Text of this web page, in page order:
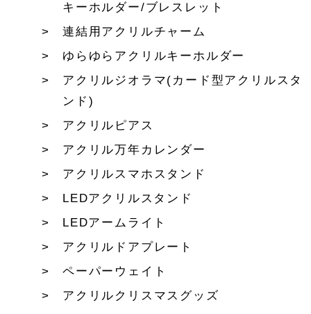
キーホルダー/ブレスレット
連結用アクリルチャーム
ゆらゆらアクリルキーホルダー
アクリルジオラマ(カード型アクリルスタ
ンド)
アクリルピアス
アクリル万年カレンダー
アクリルスマホスタンド
LEDアクリルスタンド
LEDアームライト
アクリルドアプレート
ペーパーウェイト
アクリルクリスマスグッズ